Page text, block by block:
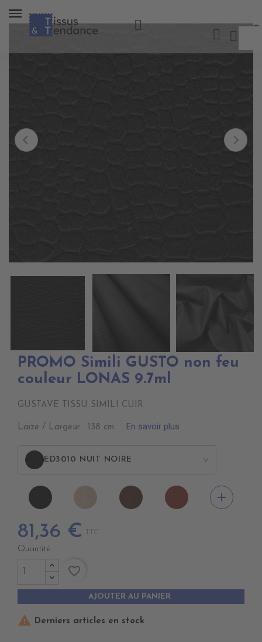
PROMO Simili GUSTO non feu
couleur LONAS 9.7ml
GUSTAVE TISSU SIMILI CUIR
Laize / Largeur : 138 cm En savoir plus
ED3010 NUIT NOIRE >
ED3010
Nuit
ED3020
ED3050
Havane
ED3100
Tannin
add
81,36 € TTC
Quantité
AJOUTER AU PANIER
favorite_border
 Derniers articles en stock